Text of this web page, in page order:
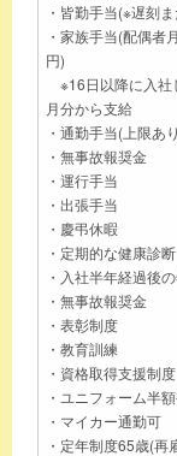
・皆勤手当(※遅刻
・家族手当(配偶
円)
※16日以降に入社
月分から支給
・通勤手当(上限あ
・無事故報奨金
・運行手当
・出張手当
・慶弔休暇
・定期的な健康診断
・入社半年経過後
・無事故報奨金
・表彰制度
・教育訓練
・資格取得支援制度
・ユニフォーム半
・マイカー通勤可
・定年制度65歳(再